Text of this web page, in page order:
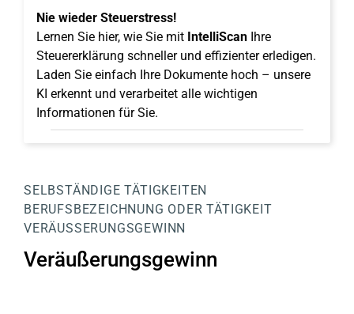
Nie wieder Steuerstress!
Lernen Sie hier, wie Sie mit IntelliScan Ihre
Steuererklärung schneller und effizienter erledigen.
Laden Sie einfach Ihre Dokumente hoch – unsere
KI erkennt und verarbeitet alle wichtigen
Informationen für Sie.
SELBSTÄNDIGE TÄTIGKEITEN
BERUFSBEZEICHNUNG ODER TÄTIGKEIT
VERÄUSSERUNGSGEWINN
Veräußerungsgewinn